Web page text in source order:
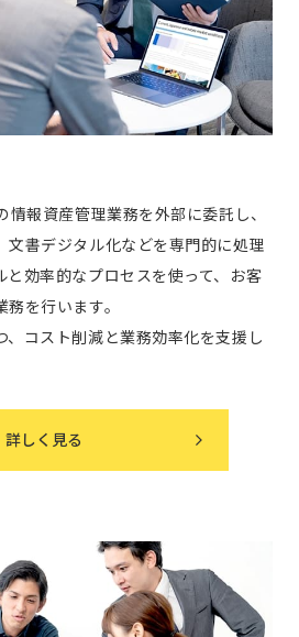
報資産管理業務を外部に委託し、
文書デジタル化などを専門的に処理
と効率的なプロセスを使って、お客
を行います。
コスト削減と業務効率化を支援し
詳しく見る